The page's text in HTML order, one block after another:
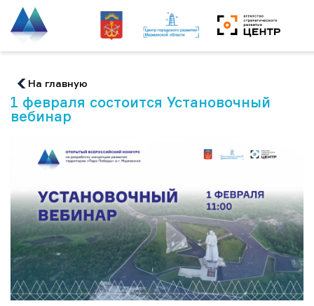
На главную
1 февраля состоится Установочный
вебинар